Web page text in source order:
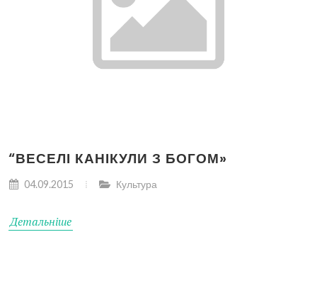
“ВЕСЕЛІ КАНІКУЛИ З БОГОМ»
04.09.2015 Культура
Детальніше